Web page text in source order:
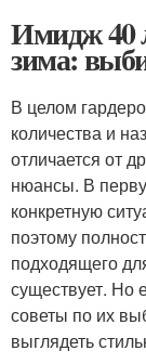
Имидж 40
зима:
В целом
количества и
отличается от
нюансы. В
конкретную
поэтому
подходящего
существует. Но
советы по их
выглядеть